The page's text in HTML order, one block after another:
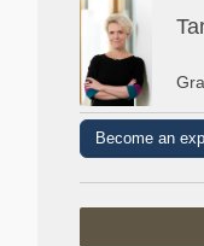
Become an